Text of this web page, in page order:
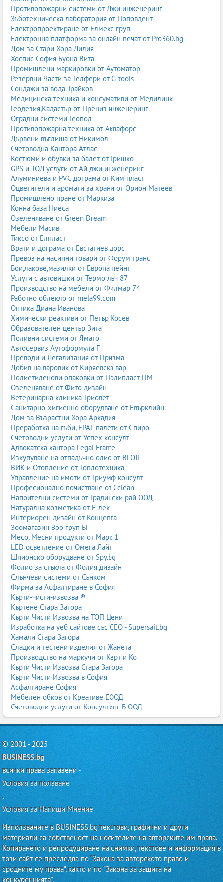
Противопожарни системи от Джи инженеринг
Зъботехническа лаборатория от Поповдент
Електропроектиране от Елмекс груп
Електронна платформа за онлайн печат от Pro360.bg
Дом за Стари Хора Лилия
Хоспис София Буона Вита
Промишлени маркировки от Аутоматор
Резервни Части за Телфери от G-tools
Сондажи за вода Трайков
Медицинска техника и консумативи от Медилинк
Геодезия,Кадастър от Прециз инженеринг
Оградни системи Геопол
Противопожарна техника от Аквафорс
Дървени въглища от Никимол
Счетоводна Кантора Атлас
Костюми и обувки за балет от Гришко
GPS и ТОЛ услуги от Ай джи инженеринг
Алуминиева и PVC дограма от Ким пласт
Оцветители и аромати за храни от Орион Матеев
Промишлено пране от Маркиза
Конна база Ниеса
Озеленяване от Green Dream
Мебели Масив
Тиксо от Елпласт
Врати и дограма от Евстатиев дорс
Превоз на насипни товари от Форум транс
Бои,лакове,мазилки от Европа пейнт
Услуги с автовишки от Термо лъч 87
Производство на мебели от Филмар 74
Работно облекло от mela99.com
Оптика Диана Иванова
Химически реактиви от Петър Косев
Образователен център Зита
Поливни системи от Ямато
Автосервиз Аутоформула Г
Преводи и Легализация от Призма
Добив на варовик от Киряевска вар
Полиетиленови опаковки от Полипласт ПМ
Озеленяване от Фито дизайн
Ветеринарна клиника Триовет
Санитарно-хигиенно оборудване от Евърклийн
Дом за Възрастни Хора Аркадия
Преработка на гъби, EPAL палети от Спиро
Счетоводни услуги от Успех консулт
Адвокатска кантора Legal Frame
Изкупуване на отпадъчно олио от BLOIL
ВИК и Отопление от Топлотехника
Управление на имоти от Триумф консулт
Професионално почистване от Cclean
Напоителни системи от Градински рай ООД
Натурална козметика от Е-лек
Интериорен дизайн от Концепта
Зоомагазин Зоо груп БГ
Месо, Месни продукти от Марк 1
LED осветление от Омега Лайт
Шпионско оборудване от Spy.bg
Фолио за стъкла от Фолия дизайн
Слънчеви системи от Сънком
Фирма за Асфалтиране в София
Кърти-чисти-извозва ®
Къртене Стара Загора
Кърти Чисти Извозва на ТОП Цени
Изработка на уеб сайтове със СЕО - Supersait.bg
Хамали Стара Загора
Сладки и тестени изделия от Жанета
Производство на маркучи от Керт и Ко
Кърти Чисти Извозва Стара Загора
Кърти Чисти Извозва в София
Асфалтиране София
Мебелен обков от Креативе ЕООД
Счетоводни услуги от Консултинг Б ООД
© 2001 - 2025
BUSINESS.bg
всички права запазени -
Условия за ползване
,
Условия за Напиши Мнение
Използваните в BUSINESS.bg текстови, графични и други
материали са собственост на носителите на авторските им права.
Копирането и репродуциране на снимки, текстове и информация в
този сайт се преследва по "Закона за авторското право и
сродните му права", както и по "Закона за защита на
конкуренцията".